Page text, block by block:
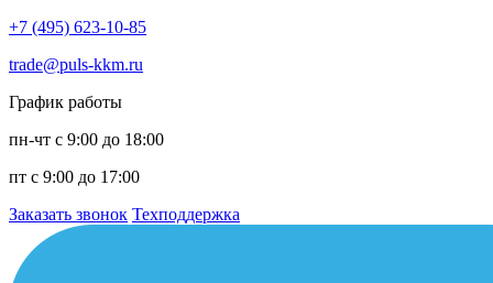
+7 (495) 623-10-85
trade@puls-kkm.ru
График работы
пн-чт с 9:00 до 18:00
пт с 9:00 до 17:00
Заказать звонок Техподдержка